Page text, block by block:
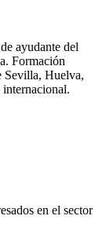
ayudante del
Formación
Sevilla, Huelva,
en el sector